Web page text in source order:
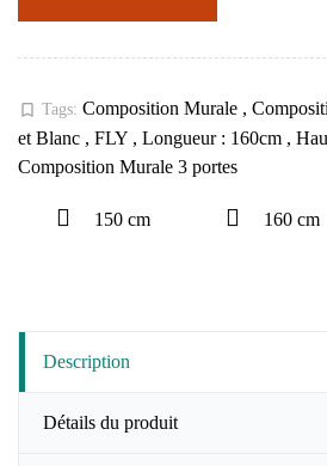
bookmark_border Tags: Composition Murale ,
et Blanc , FLY , Longueur : 160cm ,
Composition Murale 3 portes
150 cm 160 cm
Description
Détails du produit